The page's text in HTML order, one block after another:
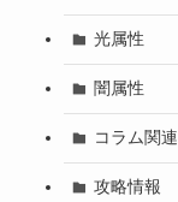
光属性
闇属性
コラム関連
攻略情報